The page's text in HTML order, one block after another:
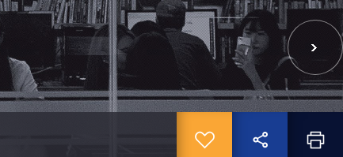
학교법인
이사장 인사말
법인
법인이사회
캠퍼스안내
캠퍼스맵
교내홈페이지
교내전화번호
계약학과
연구/산학협력/평생교육
산학협력단
평생교육원
학적
전과
휴학
복학
IT서비스
온라인서비스
전자출결(헤이영캠퍼스)
WiFi이용방법
UHS FAQ
발전기금
예결산공고
학교법인삼일학원
협성대학교
산학협력단
적립금 운용현황
학교법인삼일학원
협성대학교